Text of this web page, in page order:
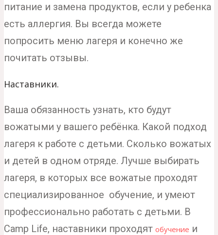
питание и замена продуктов, если у ребенка
есть аллергия. Вы всегда можете
попросить меню лагеря и конечно же
почитать отзывы.
Наставники.
Ваша обязанность узнать, кто будут
вожатыми у вашего ребёнка. Какой подход
лагеря к работе с детьми. Сколько вожатых
и детей в одном отряде. Лучше выбирать
лагеря, в которых все вожатые проходят
специализированное обучение, и умеют
профессионально работать с детьми. В
Camp Life, наставники проходят обучение и